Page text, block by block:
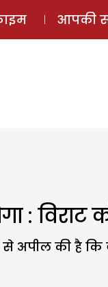
लॉग इन
आपकी
: विराट
अपील की है